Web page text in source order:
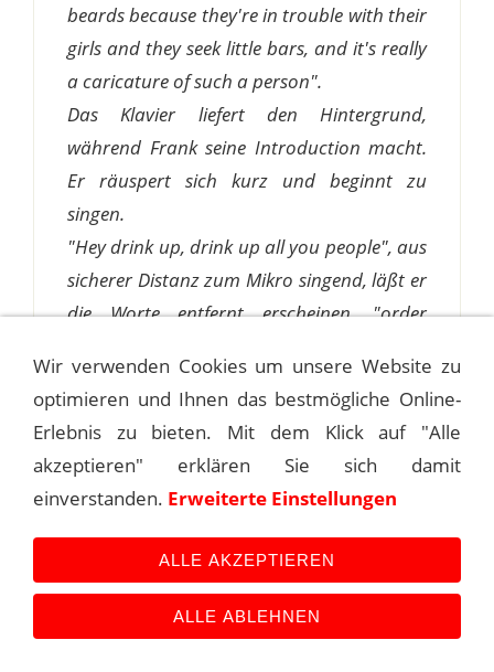
beards because they're in trouble with their
girls and they seek little bars, and it's really
a caricature of such a person".
Das Klavier liefert den Hintergrund,
während Frank seine Introduction macht.
Er räuspert sich kurz und beginnt zu
singen.
"Hey drink up, drink up all you people", aus
sicherer Distanz zum Mikro singend, läßt er
die Worte entfernt erscheinen, "order
Frank torkelt ein wenig umher: "...the drinks
and the laughs on me". Das Licht ist schon
lange aus.
"My poor ol’ heart, it ain't gainin' any
ground, because my angel eyes ain't here",
und Frank ist ganz allein.
Er zündet sich eine Zigarette an. Seine
Silhouette ist kaum zu erkennen.
"Need I say, need I say that my love has
Wir verwenden Cookies um unsere Website zu
optimieren und Ihnen das bestmögliche Online-
Erlebnis zu bieten. Mit dem Klick auf "Alle
akzeptieren" erklären Sie sich damit
einverstanden. Erweiterte Einstellungen
ALLE AKZEPTIEREN
ALLE ABLEHNEN